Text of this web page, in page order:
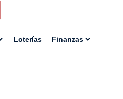
Loterías Finanzas